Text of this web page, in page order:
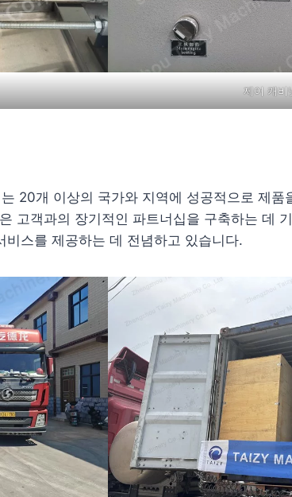
제어 캐비
20개 이상의 국가와 지역에 성공적으로 제품
고객과의 장기적인 파트너십을 구축하는 데
스를 제공하는 데 전념하고 있습니다.